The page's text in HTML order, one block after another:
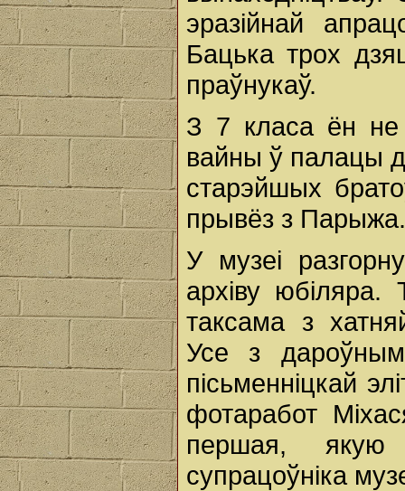
эразійнай
Бацька трох
праўнукаў.
З 7 класа ён не
вайны ў палацы
старэйшых
прывёз з
У музеі
архіву юбіляра.
таксама з
Усе з
пісьменніцкай
фотаработ
першая, якую
супрацоўніка